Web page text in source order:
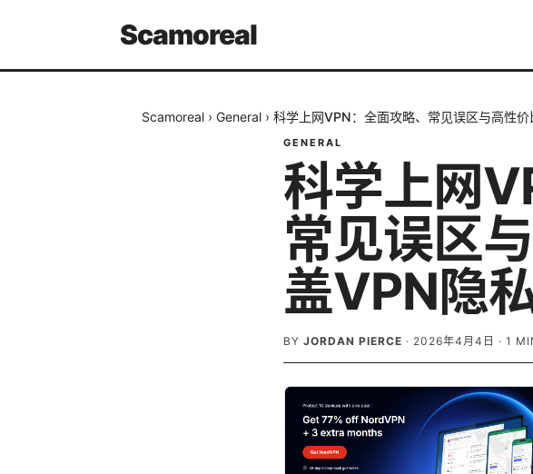
Scamoreal
Scamoreal › General › 科学上网VPN：全面攻略、常见误区与高性
GENERAL
科学上网
常见误区
盖VPN隐
BY JORDAN PIERCE · 2026年4月4日 · 1